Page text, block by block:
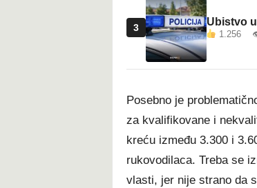
3 Ubistvo
1.256
Posebno je
za kvalifikovane i
kreću između 3.300 i
rukovodilaca. Treba se
vlasti, jer nije strano da